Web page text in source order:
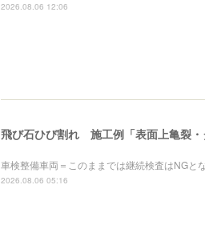
2026.08.06 12:06
飛び石ひび割れ 施工例「表面上亀裂・
車検整備車両＝このままでは継続検査はNGとな
2026.08.06 05:16